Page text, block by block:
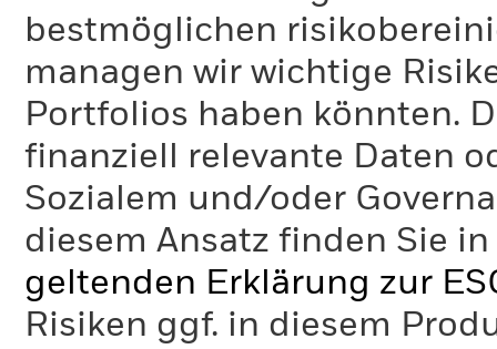
bestmöglichen
managen wir wichtige
Portfolios haben könnten.
finanziell relevante Daten
Sozialem und/oder
diesem Ansatz finden Sie
geltenden Erklärung zur
Risiken ggf. in diesem